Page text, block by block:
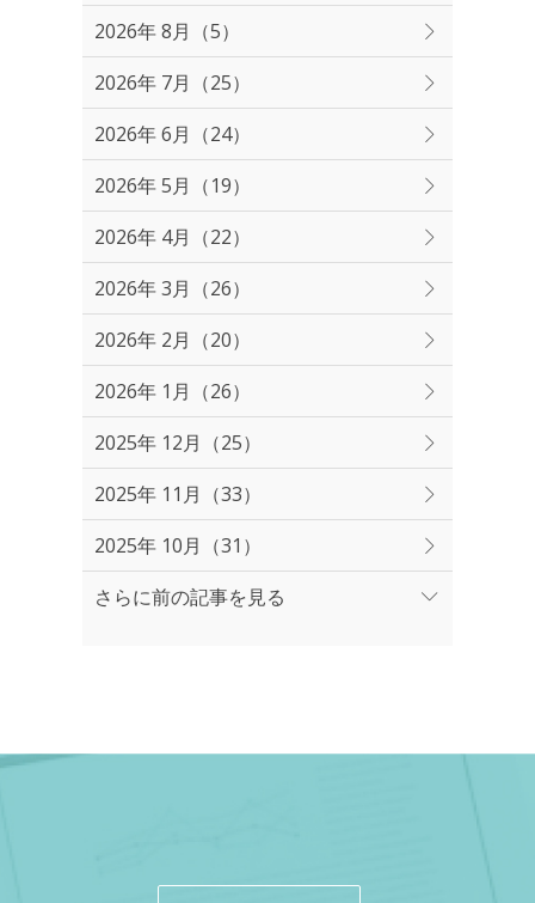
2026年 8月（5）
2026年 7月（25）
2026年 6月（24）
2026年 5月（19）
2026年 4月（22）
2026年 3月（26）
2026年 2月（20）
2026年 1月（26）
2025年 12月（25）
2025年 11月（33）
2025年 10月（31）
さらに前の記事を見る